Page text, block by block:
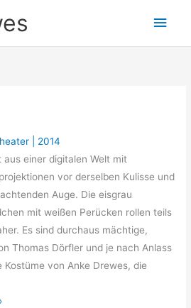
| 2014
einer digitalen Welt mit
vor derselben Kulisse und
Auge. Die eisgrau
mit weißen Perücken rollen teils
Es sind durchaus mächtige,
Thomas Dörfler und je nach Anlass
von Anke Drewes, die